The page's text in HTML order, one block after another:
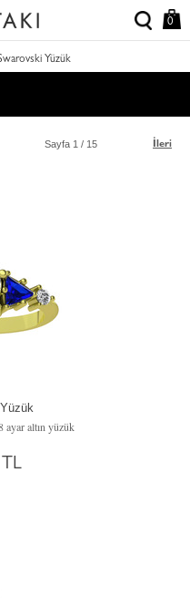
0
Yüzük
İleri
Sayfa 1 / 15
ayar altın yüzük